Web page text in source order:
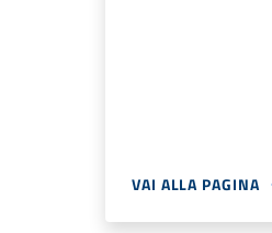
VAI ALLA PAGINA